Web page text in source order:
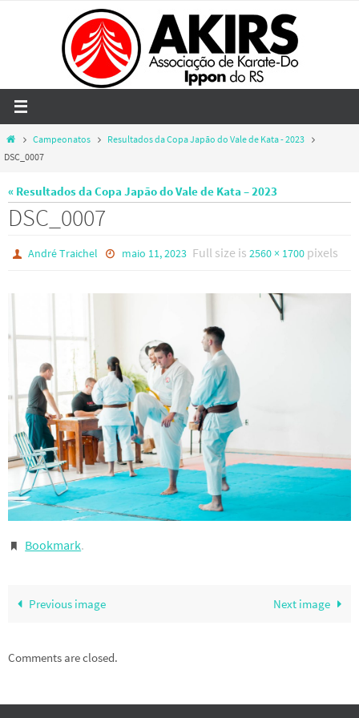
HomeCampeonatos
Resultados da Copa Japão do Vale de Kata - 2023
DSC_0007
« Resultados da Copa Japão do Vale de Kata – 2023
DSC_0007
André Traichel maio 11, 2023 Full size is 2560 × 1700pixels
Bookmark.
Previous image Next image
Comments are closed.